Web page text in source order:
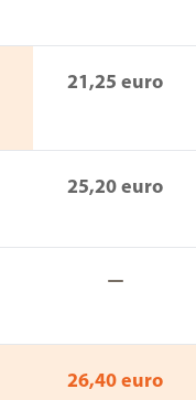
21,25 euro
25,20 euro
26,40 euro